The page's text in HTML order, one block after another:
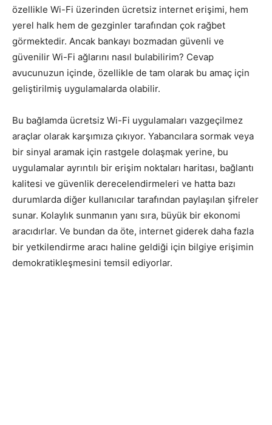
özellikle Wi-Fi üzerinden ücretsiz internet erişimi, hem
yerel halk hem de gezginler tarafından çok rağbet
görmektedir. Ancak bankayı bozmadan güvenli ve
güvenilir Wi-Fi ağlarını nasıl bulabilirim? Cevap
avucunuzun içinde, özellikle de tam olarak bu amaç için
geliştirilmiş uygulamalarda olabilir.
Bu bağlamda ücretsiz Wi-Fi uygulamaları vazgeçilmez
araçlar olarak karşımıza çıkıyor. Yabancılara sormak veya
bir sinyal aramak için rastgele dolaşmak yerine, bu
uygulamalar ayrıntılı bir erişim noktaları haritası, bağlantı
kalitesi ve güvenlik derecelendirmeleri ve hatta bazı
durumlarda diğer kullanıcılar tarafından paylaşılan şifreler
sunar. Kolaylık sunmanın yanı sıra, büyük bir ekonomi
aracıdırlar. Ve bundan da öte, internet giderek daha fazla
bir yetkilendirme aracı haline geldiği için bilgiye erişimin
demokratikleşmesini temsil ediyorlar.